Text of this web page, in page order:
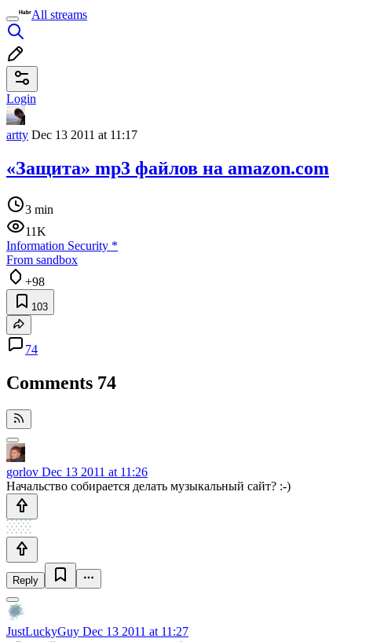
All streams
Login
artty Dec 13 2011 at 11:17
«Защита» mp3 файлов на amazon.com
3 min
11K
Information Security *
From sandbox
+98
103
74
Comments 74
gorlov Dec 13 2011 at 11:26
Начальство собирается делать музыкальный сайт? :-)
Reply
JustLuckyGuy Dec 13 2011 at 11:27